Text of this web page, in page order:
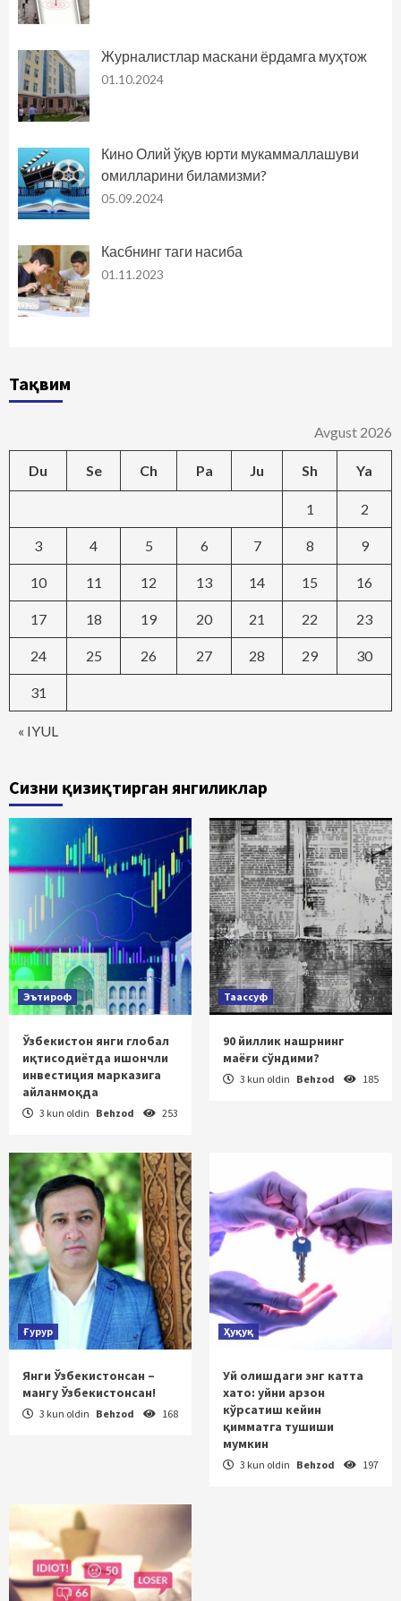
Журналистлар маскани ёрдамга муҳтож
01.10.2024
Кино Олий ўқув юрти мукаммаллашуви
омилларини биламизми?
05.09.2024
Касбнинг таги насиба
01.11.2023
Тақвим
Avgust 2026
Du Se Ch Pa Ju Sh Ya
« IYUL
1 2
3 4 5 6 7 8 9
10 11 12 13 14 15 16
17 18 19 20 21 22 23
24 25 26 27 28 29 30
31
Сизни қизиқтирган янгиликлар
Эътироф
Ўзбекистон янги глобал
иқтисодиётда ишончли
инвестиция марказига
айланмоқда
3 kun oldin Behzod 253
Таассуф
90 йиллик нашрнинг
маёғи сўндими?
3 kun oldin Behzod 185
Ғурур
Янги Ўзбекистонсан –
мангу Ўзбекистонсан!
3 kun oldin Behzod 168
Ҳуқуқ
Уй олишдаги энг катта
хато: уйни арзон
кўрсатиш кейин
қимматга тушиши
мумкин
3 kun oldin Behzod 197